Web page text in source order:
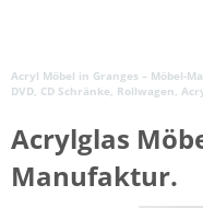
Acryl Möbel in Granges – Möbel-
DVD, CD Schränke, Rollwagen,
Acrylglas
Manufaktur.